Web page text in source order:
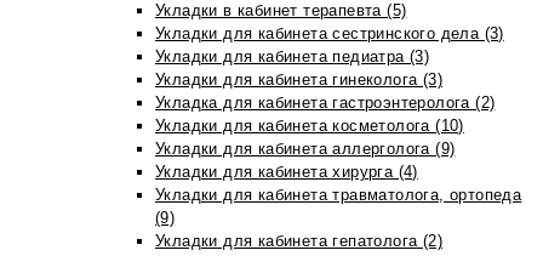
Укладки в кабинет терапевта (5)
Укладки для кабинета сестринского дела (3)
Укладки для кабинета педиатра (3)
Укладки для кабинета гинеколога (3)
Укладка для кабинета гастроэнтеролога (2)
Укладки для кабинета косметолога (10)
Укладки для кабинета аллерголога (9)
Укладки для кабинета хирурга (4)
Укладки для кабинета травматолога, ортопеда
(9)
Укладки для кабинета гепатолога (2)